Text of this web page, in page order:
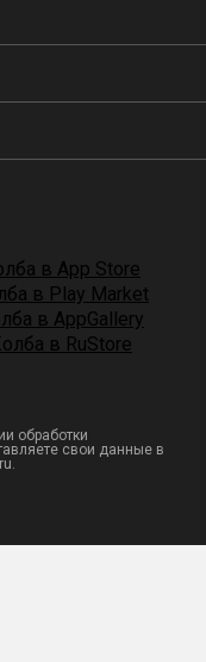
обработки
свои данные в